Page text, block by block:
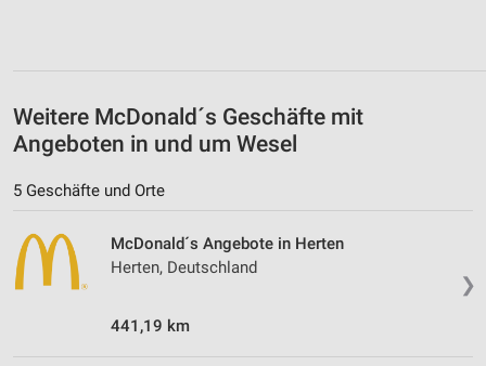
Weitere McDonald´s Geschäfte mit
Angeboten in und um Wesel
5 Geschäfte und Orte
❯
McDonald´s Angebote in Herten
Herten, Deutschland
441,19 km